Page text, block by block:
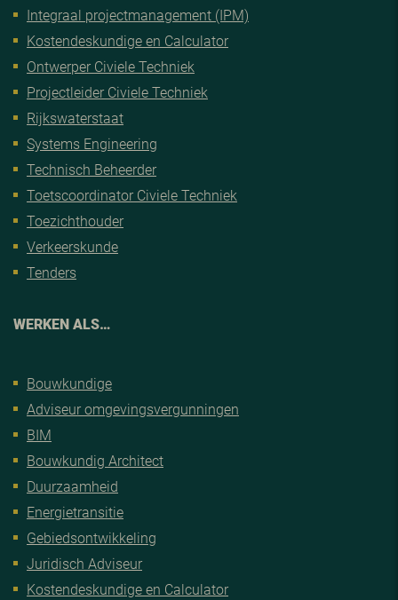
Integraal projectmanagement (IPM)
Kostendeskundige en Calculator
Ontwerper Civiele Techniek
Projectleider Civiele Techniek
Rijkswaterstaat
Systems Engineering
Technisch Beheerder
Toetscoordinator Civiele Techniek
Toezichthouder
Verkeerskunde
Tenders
WERKEN ALS…
Bouwkundige
Adviseur omgevingsvergunningen
BIM
Bouwkundig Architect
Duurzaamheid
Energietransitie
Gebiedsontwikkeling
Juridisch Adviseur
Kostendeskundige en Calculator